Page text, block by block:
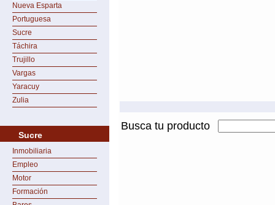
Nueva Esparta
Portuguesa
Sucre
Táchira
Trujillo
Vargas
Yaracuy
Zulia
Sucre
Inmobiliaria
Empleo
Motor
Formación
Busca tu producto